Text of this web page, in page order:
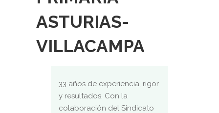
ASTURIAS-
VILLACAMPA
33 años de experiencia, rigor
y resultados. Con la
colaboración del Sindicato